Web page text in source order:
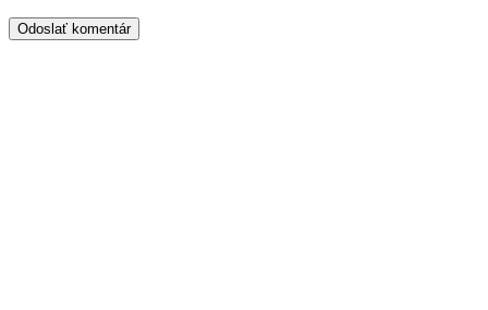
Odoslať komentár